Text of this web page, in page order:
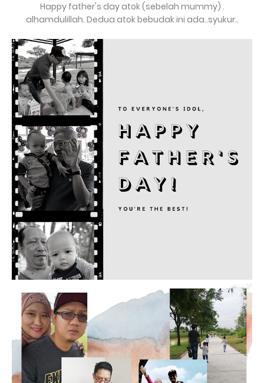
Happy father's day atok (sebelah mummy) .
alhamdulillah. Dedua atok bebudak ini ada..syukur..